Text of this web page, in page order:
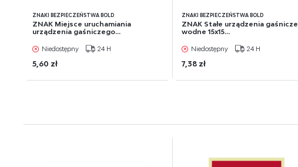
ZNAKI BEZPIECZEŃSTWA BOLD
ZNAK Miejsce uruchamiania
urządzenia gaśniczego...
Niedostępny 24 H
5,60 zł
ZNAKI BEZPIECZEŃSTWA BOLD
ZNAK Stałe urządzenia gaśnicze
wodne 15x15...
Niedostępny 24 H
7,38 zł